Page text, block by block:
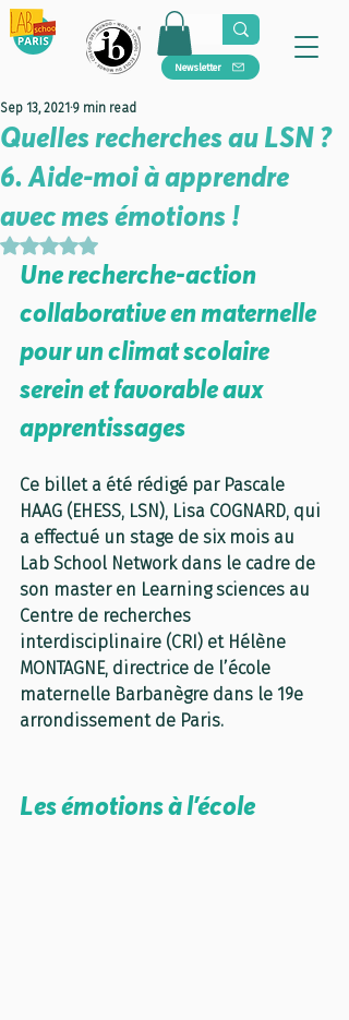
Newsletter
Quelles recherches au LSN ?
6. Aide-moi à apprendre
avec mes émotions !
Sep 13, 2021 9 min read
Rated NaN out of 5 stars.
Une recherche-action
collaborative en maternelle
pour un climat scolaire
serein et favorable aux
apprentissages
Ce billet a été rédigé par Pascale
HAAG (EHESS, LSN), Lisa COGNARD, qui
a effectué un stage de six mois au
Lab School Network dans le cadre de
son master en Learning sciences au
Centre de recherches
interdisciplinaire (CRI) et Hélène
MONTAGNE, directrice de l’école
maternelle Barbanègre dans le 19e
arrondissement de Paris.
Les émotions à l’école